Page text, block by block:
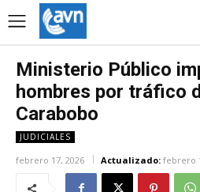
Ministerio Público
hombres por tráfico
Carabobo
JUDICIALES
febrero 17, 2026 Actualizado: febrero